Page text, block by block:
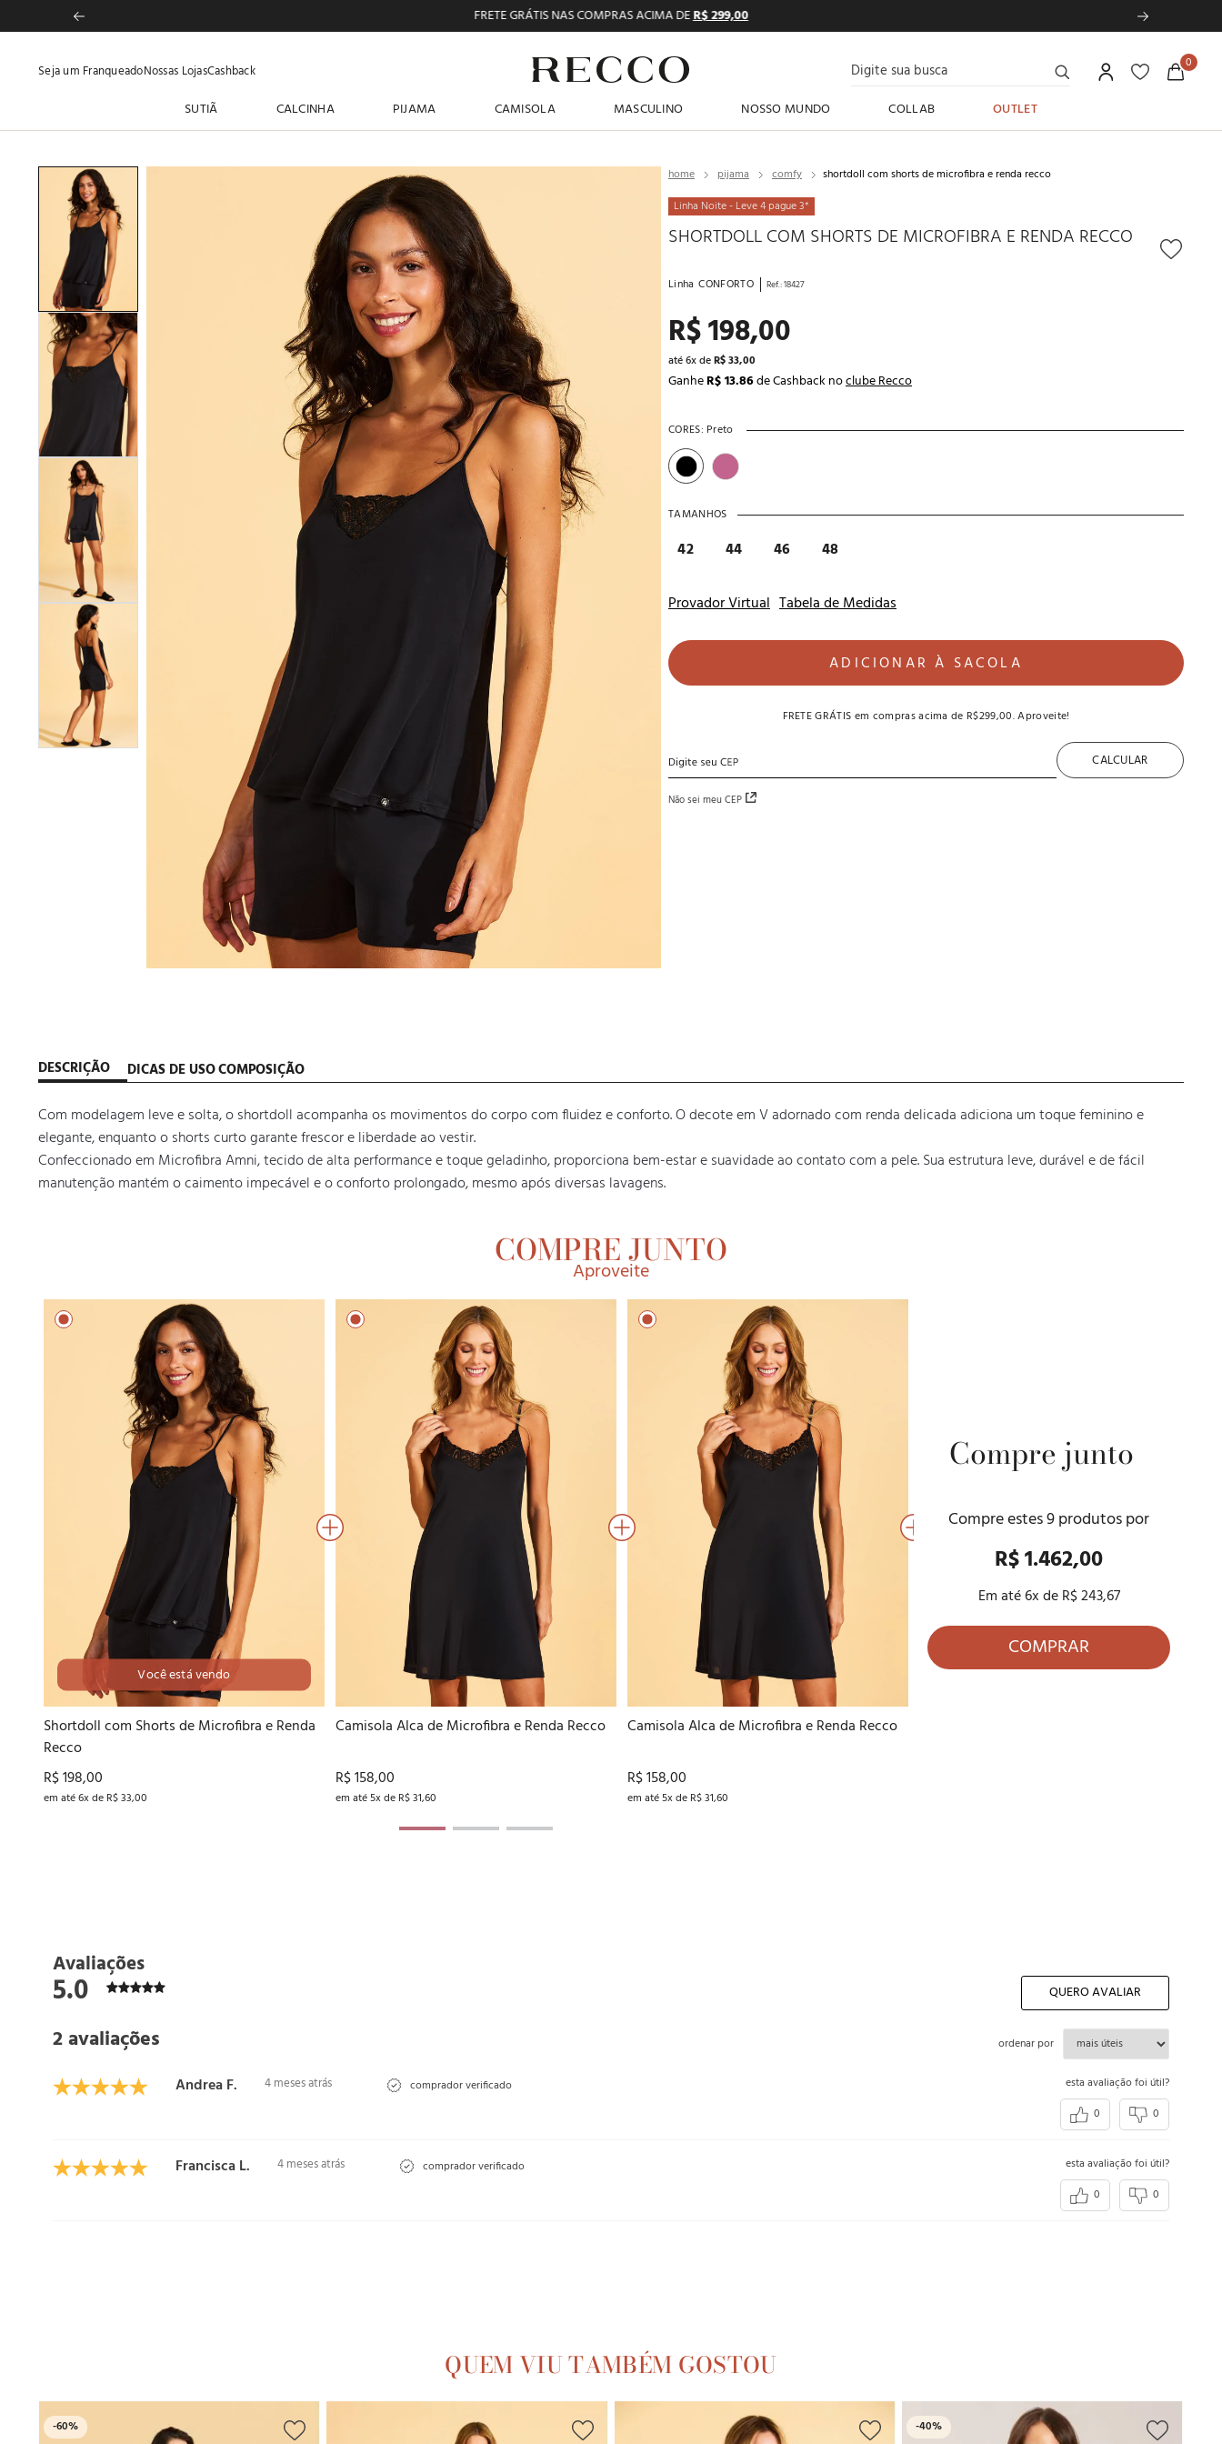
FRETE GRÁTIS NAS COMPRAS ACIMA DER$ 299,00
Seja um FranqueadoNossas LojasCashback
Digite sua busca 0
SUTIÃ CALCINHA PIJAMA CAMISOLA MASCULINO NOSSO MUNDO COLLAB OUTLET
pijama comfy
shortdoll com shorts de microfibra e renda recco
Linha Noite - Leve 4 pague 3*
SHORTDOLL COM SHORTS DE MICROFIBRA E RENDA RECCO
Linha CONFORTO Ref.:18427
R$198,00
até6x deR$33,00
GanheR$ 13.86de Cashback noclube Recco
CORES: Preto
TAMANHOS
42 44 46 48
Provador Virtual Tabela de Medidas
ADICIONAR À SACOLA
FRETE GRÁTIS em compras acima de R$299,00. Aproveite!
Não sei meu CEP
CALCULAR
DESCRIÇÃO DICAS DE USOCOMPOSIÇÃO
Com modelagem leve e solta, o shortdoll acompanha os movimentos do corpo com fluidez e conforto. O decote em V adornado com renda delicada adiciona um toque feminino e
elegante, enquanto o shorts curto garante frescor e liberdade ao vestir.
Confeccionado em Microfibra Amni, tecido de alta performance e toque geladinho, proporciona bem-estar e suavidade ao contato com a pele. Sua estrutura leve, durável e de fácil
manutenção mantém o caimento impecável e o conforto prolongado, mesmo após diversas lavagens.
COMPRE JUNTO
Aproveite
Você está vendo
42 44 46 48
Shortdoll com Shorts de Microfibra e Renda
Recco
R$ 198,00
em até 6x de R$ 33,00
44 48
Camisola Alca de Microfibra e Renda Recco
R$ 158,00
em até 5x de R$ 31,60
44 48
Camisola Alca de Microfibra e Renda Recco
R$ 158,00
em até 5x de R$ 31,60
Compre junto
Compre estes9produtos por
R$ 1.462,00
Em até6x deR$ 243,67
COMPRAR
Avaliações
5.0 QUERO AVALIAR
2 avaliações ordenar por
Andrea F. 4 meses atrás comprador verificado
esta avaliação foi útil?
0
0
Francisca L. 4 meses atrás comprador verificado
esta avaliação foi útil?
0
0
QUEM VIU TAMBÉM GOSTOU
-60% -40%
1º pijama feminino
2º shortdoll
3
4º
5 º camisolas
6 º sutiã
7º pantufa
calcinhas
9º pijama masculino
10º noivas